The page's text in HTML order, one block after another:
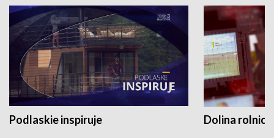
Podlaskie inspiruje Dolina